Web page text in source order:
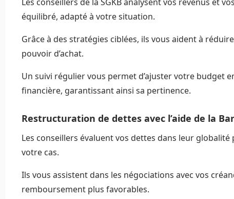
équilibré, adapté à votre situation.
Grâce à des stratégies ciblées, ils vous aident à
pouvoir d’achat.
Un suivi régulier vous permet d’ajuster votre budget
financière, garantissant ainsi sa pertinence.
Restructuration de dettes avec l’aide de la
Les conseillers évaluent vos dettes dans leur
votre cas.
Ils vous assistent dans les négociations avec vos
remboursement plus favorables.